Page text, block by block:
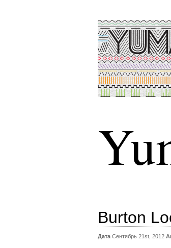
Burton
Дата Сентябрь 21st, 2012